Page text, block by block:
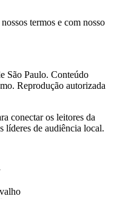
termos e com nosso
São Paulo. Conteúdo
Reprodução autorizada
conectar os leitores da
líderes de audiência local.